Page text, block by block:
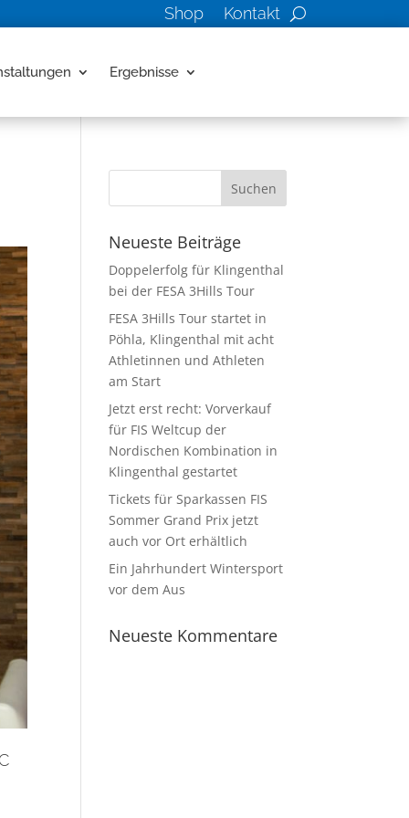
Shop Kontakt
Ergebnisse
Neueste Beiträge
Doppelerfolg für Klingenthal
bei der FESA 3Hills Tour
FESA 3Hills Tour startet in
Pöhla, Klingenthal mit acht
Athletinnen und Athleten
am Start
Jetzt erst recht: Vorverkauf
für FIS Weltcup der
Nordischen Kombination in
Klingenthal gestartet
Tickets für Sparkassen FIS
Sommer Grand Prix jetzt
auch vor Ort erhältlich
Ein Jahrhundert Wintersport
vor dem Aus
Neueste Kommentare